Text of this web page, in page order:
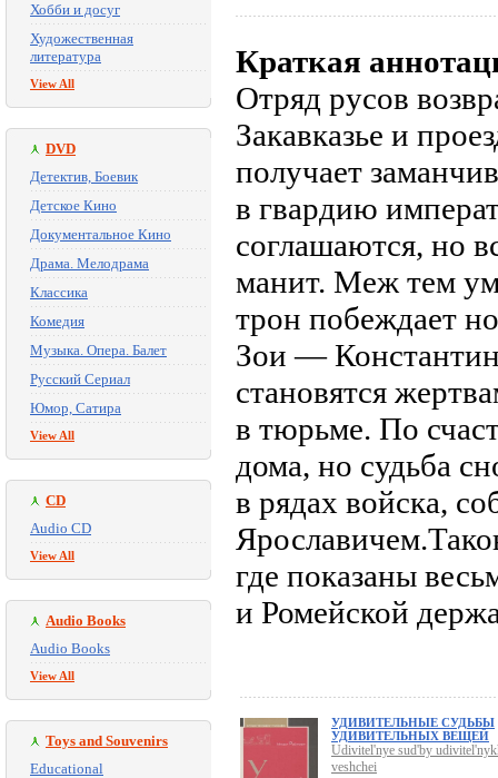
Хобби и досуг
Художественная
литература
View All
DVD
Детектив, Боевик
Детское Кино
Документальное Кино
Драма. Мелодрама
Классика
Комедия
Музыка. Опера. Балет
Русский Сериал
Юмор, Сатира
View All
CD
Audio CD
View All
Audio Books
Audio Books
View All
Toys and Souvenirs
Educational
Краткая
Отряд русов
Закавказье и
получает
в гвардию
соглашаются, но
манит. Меж тем
трон побеждает
Зои —
становятся
в тюрьме. По
дома, но судьба
в рядах войска,
где показаны
и Ромейской
УДИВИТЕЛЬНЫЕ СУДЬБЫ
УДИВИТЕЛЬНЫХ ВЕЩЕЙ
Udivitel'nye sud'by
veshchei